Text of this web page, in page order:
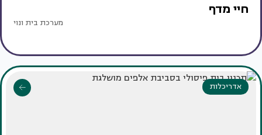
חיי מדף
מערכת בית ונוי
אדריכלות